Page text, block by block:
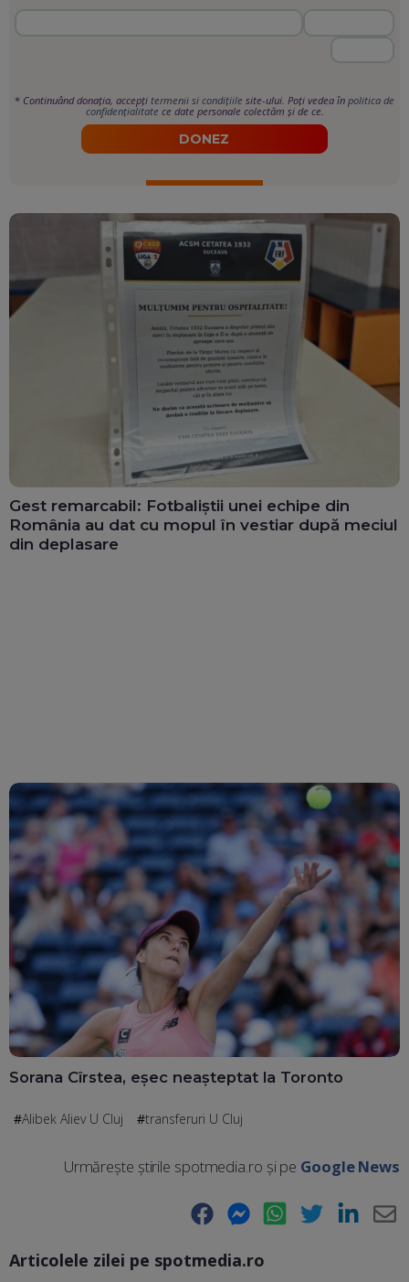
* Continuând donația, accepți termenii si condițiile site-ului. Poți vedea în politica de
confidențialitate ce date personale colectăm și de ce.
DONEZ
Gest remarcabil: Fotbaliștii unei echipe din
România au dat cu mopul în vestiar după meciul
din deplasare
Sorana Cîrstea, eșec neașteptat la Toronto
Alibek Aliev U Cluj transferuri U Cluj
Urmărește știrile spotmedia.ro și pe Google News
Facebook Messenger WhatsApp Twitter LinkedIn
Articolele zilei pe spotmedia.ro